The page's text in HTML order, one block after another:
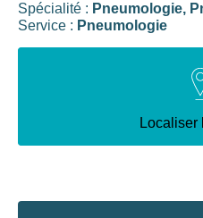
Spécialité : Pneumologie,
Service : Pneumologie
Localiser